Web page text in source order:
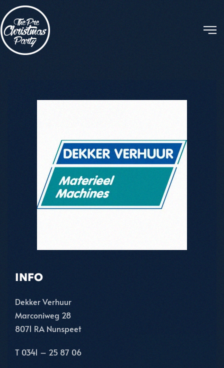
Skip to main content
INFO
Dekker Verhuur
Marconiweg 28
8071 RA Nunspeet
T 0341 – 25 87 06